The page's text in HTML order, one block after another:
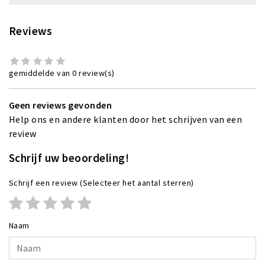
Reviews
gemiddelde van 0 review(s)
Geen reviews gevonden
Help ons en andere klanten door het schrijven van een
review
Schrijf uw beoordeling!
Schrijf een review (Selecteer het aantal sterren)
Naam